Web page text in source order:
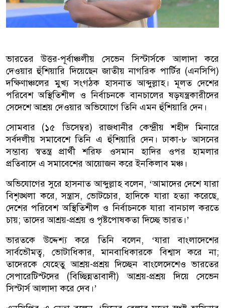
ভারতের উত্তর-পূর্বাঞ্চলীয় সেভেন সিস্টার্সকে আলাদা করে
দেওয়ার হুঁশিয়ারি দিয়েছেন জাতীয় নাগরিক পার্টির (এনসিপি)
দক্ষিণাঞ্চলের মুখ্য সংগঠক হাসনাত আব্দুল্লাহ। মূলত দেশের
পরিবেশ অস্থিতিশীল ও নির্বাচনকে বানচালের ষড়যন্ত্রকারীদের
সেদেশে আশ্রয় দেওয়ার অভিযোগে তিনি এমন হুঁশিয়ারি দেন।
সোমবার (১৫ ডিসেম্বর) রাজধানীর কেন্দ্রীয় শহীদ মিনারে
সর্বদলীয় সমাবেশে তিনি এ হুঁশিয়ারি দেন। ঢাকা-৮ আসনের
সম্ভাব্য স্বতন্ত্র প্রার্থী শরিফ ওসমান হাদির ওপর হামলার
প্রতিবাদে এ সমাবেশের আয়োজন করে ইনকিলাব মঞ্চ।
অভিযোগের সুরে হাসনাত আব্দুল্লাহ বলেন, ‘আমাদের দেশে যারা
বিশৃঙ্খলা করে, সন্ত্রাস, ভোটচোর, হাদিকে যারা হত্যা করেছে,
দেশের পরিবেশ অস্থিতিশীল ও নির্বাচনকে যারা বানচাল করতে
চায়; তাদের আশ্রয়-প্রশ্রয় ও পৃষ্টপোষকতা দিচ্ছে ভারত।’
ভারতকে উদ্দেশ্য করে তিনি বলেন, ‘যারা বাংলাদেশের
সার্বভৌমত্ব, ভোটাধিকার, মানবাধিকারকে বিশ্বাস করে না;
তাদেরকে যেহেতু আশ্রয়-প্রশ্রয় দিচ্ছেন বাংলেদেশেও ভারতের
সেপারেটিস্টদের (বিচ্ছিন্নতাবাদী) আশ্রয়-প্রশ্রয় দিয়ে সেভেন
সিস্টার্স আলাদা করে দেব।’